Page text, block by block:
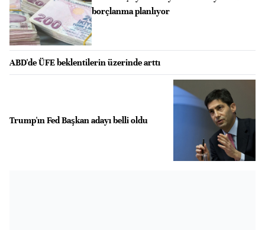
borçlanma planlıyor
ABD'de ÜFE beklentilerin üzerinde arttı
Trump'ın Fed Başkan adayı belli oldu